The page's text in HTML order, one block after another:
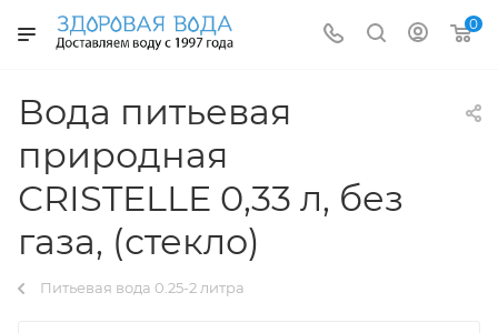
0
Вода питьевая
природная
СRISTELLE 0,33 л, без
газа, (стекло)
Питьевая вода 0.25-2 литра